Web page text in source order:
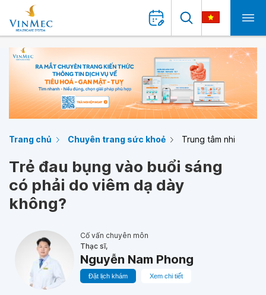
Trang chủ Chuyên trang sức khoẻ Trung tâm nhi
Trẻ đau bụng vào buổi sáng
có phải do viêm dạ dày
không?
Cố vấn chuyên môn
Thạc sĩ,
Nguyễn Nam Phong
Đặt lịch khám Xem chi tiết